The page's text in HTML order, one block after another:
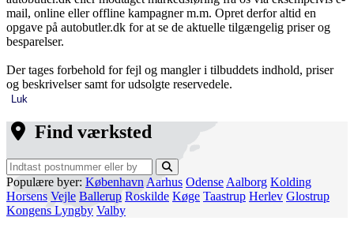
mail, online eller offline kampagner m.m. Opret derfor altid en
opgave på autobutler.dk for at se de aktuelle tilgængelig priser og
besparelser.
Der tages forbehold for fejl og mangler i tilbuddets indhold, priser
og beskrivelser samt for udsolgte reservedele.
Luk
Find værksted
Populære byer: København Aarhus Odense Aalborg Kolding
Horsens Vejle Ballerup Roskilde Køge Taastrup Herlev Glostrup
Kongens Lyngby Valby